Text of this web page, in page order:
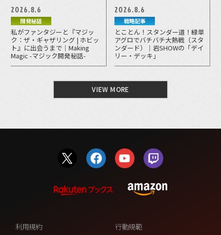
2026.8.6
開発秘話
私がファンタジーと『マジッ
ク：ザ・ギャザリング | ホビッ
ト』に出会うまで｜Making
Magic -マジック開発秘話-
2026.8.6
戦略記事
とことん！スタンダー道！緑単
アグロでバチバチ大熱戦（スタ
ンダード）｜岩SHOWの「デイ
リー・デッキ」
VIEW MORE
利用規約 行動規範